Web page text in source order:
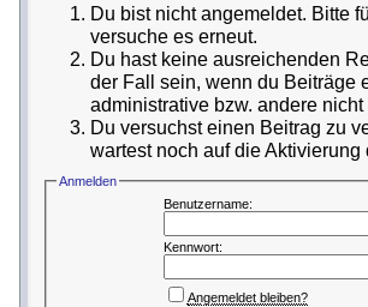
Du bist nicht angemeldet. Bitte
versuche es erneut.
Du hast keine ausreichenden
der Fall sein, wenn du Beiträge
administrative bzw. andere
Du versuchst einen Beitrag zu
wartest noch auf die
Anmelden
Benutzername:
Kennwort:
Angemeldet bleiben?